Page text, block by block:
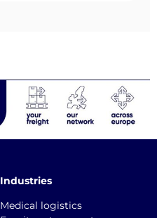
Industries
Medical logistics